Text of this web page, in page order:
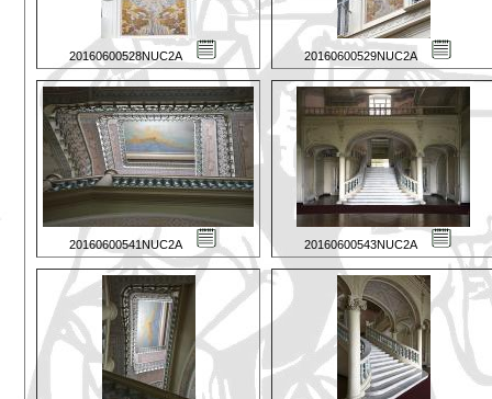
20160600528NUC2A 20160600529NUC2A
20160600541NUC2A 20160600543NUC2A